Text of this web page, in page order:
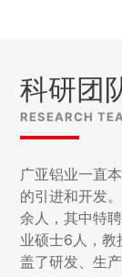
科研团
RESEARCH
广亚铝业一直
的引进和开发
余人，其中特
业硕士6人，教
盖了研发、生